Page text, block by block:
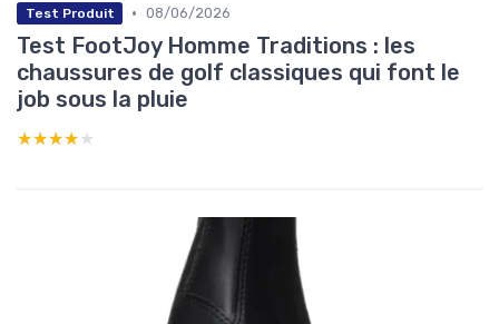
Test Produit • 08/06/2026
Test FootJoy Homme Traditions : les
chaussures de golf classiques qui font le
job sous la pluie
★★★★★
★★★★★